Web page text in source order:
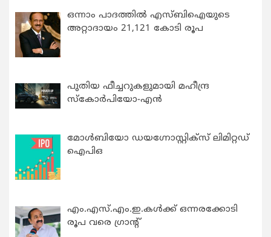
ഒന്നാം പാദത്തിൽ എസ്ബിഐയുടെ
അറ്റാദായം 21,121 കോടി രൂപ
പുതിയ ഫീച്ചറുകളുമായി മഹീന്ദ്ര
സ്കോർപിയോ-എൻ
മോൾബിയോ ഡയഗ്നോസ്റ്റിക്സ് ലിമിറ്റഡ്
ഐപിഒ
എം.എസ്.എം.ഇ.കൾക്ക് ഒന്നരക്കോടി
രൂപ വരെ ഗ്രാന്റ്